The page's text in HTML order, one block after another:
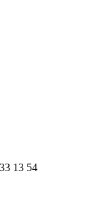
13 54